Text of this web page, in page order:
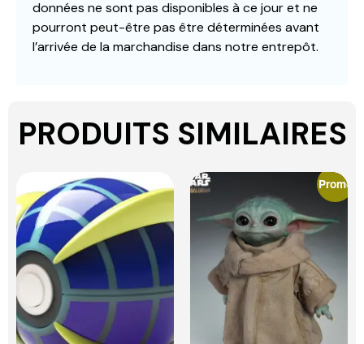
données ne sont pas disponibles à ce jour et ne
pourront peut-être pas être déterminées avant
l’arrivée de la marchandise dans notre entrepôt.
PRODUITS SIMILAIRES
Promo